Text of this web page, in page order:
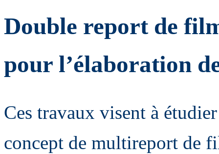
Double report de
pour l’élaboration
Ces travaux visent à
concept de multireport de